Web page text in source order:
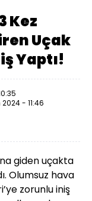
Kez
Uçak
Yaptı!
2024 - 11:46
giden uçakta
Olumsuz hava
zorunlu iniş